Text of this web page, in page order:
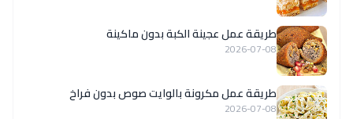
طريقة عمل عجينة الكبة بدون ماكينة
2026-07-08
طريقة عمل مكرونة بالوايت صوص بدون فراخ
2026-07-08